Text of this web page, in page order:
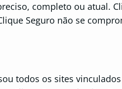
completo ou atual.
Seguro não se
todos os sites